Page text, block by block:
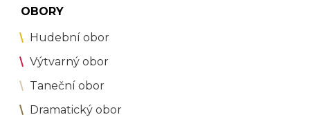
OBORY
Hudební obor
Výtvarný obor
Taneční obor
Dramatický obor